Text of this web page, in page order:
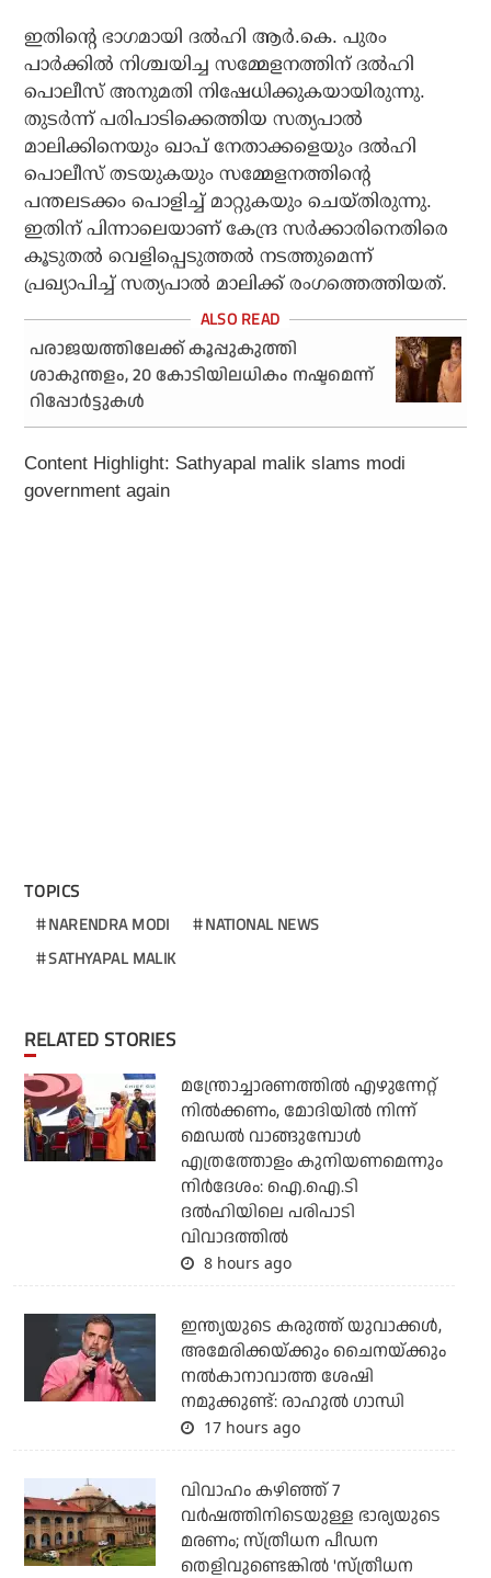
ഇതിന്റെ ഭാഗമായി ദല്‍ഹി ആര്‍.കെ. പുരം
പാര്‍ക്കില്‍ നിശ്ചയിച്ച സമ്മേളനത്തിന് ദല്‍ഹി
പൊലീസ് അനുമതി നിഷേധിക്കുകയായിരുന്നു.
തുടര്‍ന്ന് പരിപാടിക്കെത്തിയ സത്യപാല്‍
മാലിക്കിനെയും ഖാപ് നേതാക്കളെയും ദല്‍ഹി
പൊലീസ് തടയുകയും സമ്മേളനത്തിന്റെ
പന്തലടക്കം പൊളിച്ച് മാറ്റുകയും ചെയ്തിരുന്നു.
ഇതിന് പിന്നാലെയാണ് കേന്ദ്ര സര്‍ക്കാരിനെതിരെ
കൂടുതല്‍ വെളിപ്പെടുത്തല്‍ നടത്തുമെന്ന്
പ്രഖ്യാപിച്ച് സത്യപാല്‍ മാലിക്ക് രംഗത്തെത്തിയത്.
പരാജയത്തിലേക്ക് കൂപ്പുകുത്തി
ശാകുന്തളം, 20 കോടിയിലധികം നഷ്ടമെന്ന്
റിപ്പോര്‍ട്ടുകള്‍
Content Highlight: Sathyapal malik slams modi
government again
TOPICS
NARENDRA MODI
NATIONAL NEWS
SATHYAPAL MALIK
RELATED STORIES
മന്ത്രോച്ചാരണത്തില്‍ എഴുന്നേറ്റ്
നില്‍ക്കണം, മോദിയില്‍ നിന്ന്
മെഡല്‍ വാങ്ങുമ്പോള്‍
എത്രത്തോളം കുനിയണമെന്നും
നിര്‍ദേശം: ഐ.ഐ.ടി
ദല്‍ഹിയിലെ പരിപാടി
വിവാദത്തില്‍
8 hours ago
ഇന്ത്യയുടെ കരുത്ത് യുവാക്കള്‍,
അമേരിക്കയ്ക്കും ചൈനയ്ക്കും
നല്‍കാനാവാത്ത ശേഷി
നമുക്കുണ്ട്: രാഹുല്‍ ഗാന്ധി
17 hours ago
വിവാഹം കഴിഞ്ഞ് 7
വര്‍ഷത്തിനിടെയുള്ള ഭാര്യയുടെ
മരണം; സ്ത്രീധന പീഡന
തെളിവുണ്ടെങ്കില്‍ 'സ്ത്രീധന